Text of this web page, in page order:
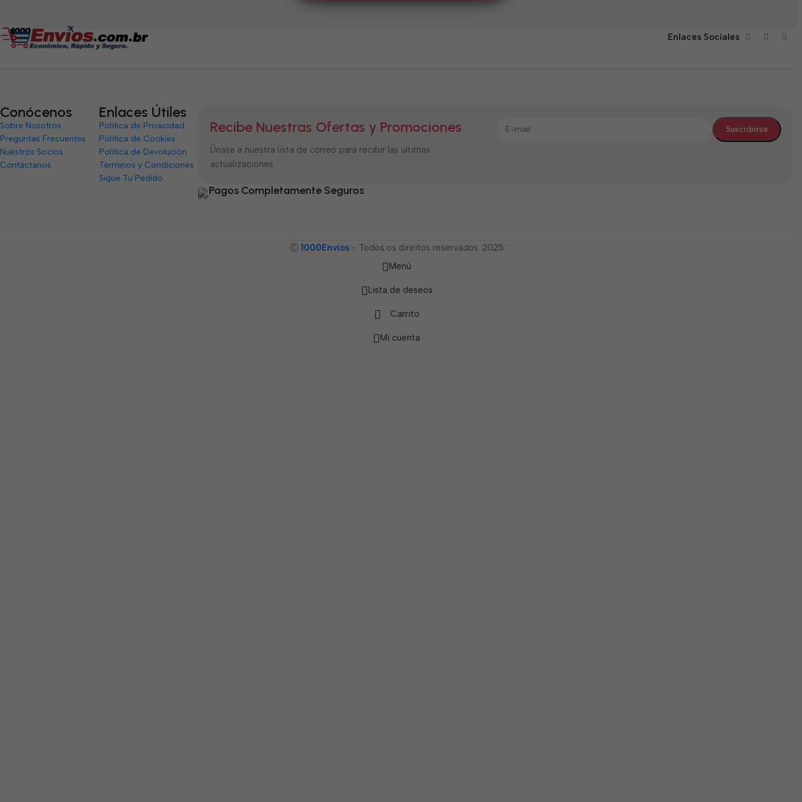
Enlaces Sociales
Conócenos
Sobre Nosotros
Preguntas Frecuentes
Nuestros Socios
Contáctanos
Enlaces Útiles
Política de Privacidad
Política de Cookies
Política de Devolución
Términos y Condiciones
Sigue Tu Pedido
Recibe Nuestras Ofertas y Promociones
Únase a nuestra lista de correo para recibir las últimas
actualizaciones.
Pagos Completamente Seguros
Ⓒ 1000Envíos - Todos os direitos reservados. 2025
Menú
Lista de deseos
Carrito
Mi cuenta